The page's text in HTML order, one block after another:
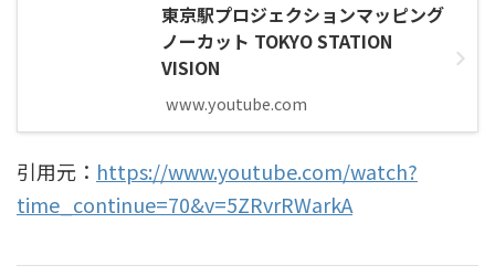
東京駅プロジェクションマッピング
ノーカット TOKYO STATION
VISION
www.youtube.com
引用元： https://www.youtube.com/watch?
time_continue=70&v=5ZRvrRWarkA